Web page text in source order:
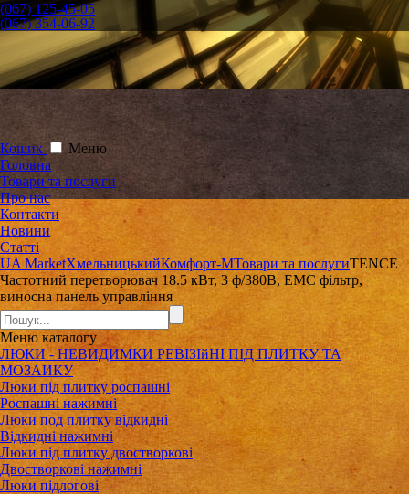
(067) 125-45-05
(067) 354-06-92
Кошик
Меню
Головна
Товари та послуги
Про нас
Контакти
Новини
Статті
UA MarketХмельницькийКомфорт-МТовари та послугиTENCE
Частотний перетворювач 18.5 кВт, 3 ф/380В, EMC фільтр,
виносна панель управління
Меню каталогу
ЛЮКИ - НЕВИДИМКИ РЕВІЗІйНІ ПІД ПЛИТКУ ТА
МОЗАИКУ
Люки під плитку роспашні
Роспашні нажимні
Люки под плитку відкидні
Відкидні нажимні
Люки під плитку двостворкові
Двостворкові нажимні
Люки підлогові